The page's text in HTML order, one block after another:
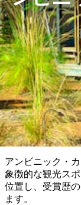
ー
シ
ョ
ン
エ
リ
ア
ア
アンビニック・
象徴的な観光ス
位置し、受賞歴
ます。